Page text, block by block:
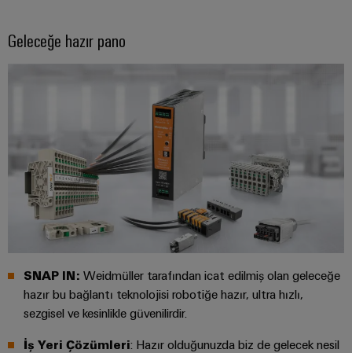
monte
kablo
montajları
Ürün
inovasyonları
pratik
Endüstriyel
Bağlantı
Geleceğe hazır pano
SNAP IN: Weidmüller tarafından icat edilmiş olan geleceğe
hazır bu bağlantı teknolojisi robotiğe hazır, ultra hızlı,
sezgisel ve kesinlikle güvenilirdir.
İş Yeri Çözümleri: Hazır olduğunuzda biz de gelecek nesil